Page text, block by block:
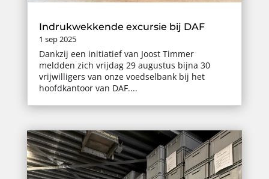
Indrukwekkende excursie bij DAF
1 sep 2025
Dankzij een initiatief van Joost Timmer
meldden zich vrijdag 29 augustus bijna 30
vrijwilligers van onze voedselbank bij het
hoofdkantoor van DAF....